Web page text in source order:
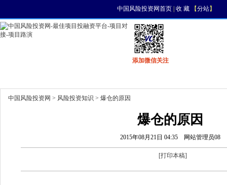
中国风险投资网首页| 收 藏【分站】
添加微信关注
中国风险投资网 > 风险投资知识 > 爆仓的原因
爆仓的原因
2015年08月21日 04:35 网站管理员08
[打印本稿]